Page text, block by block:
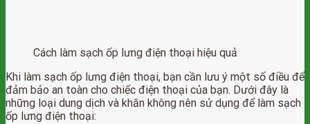
Cách làm sạch ốp lưng điện thoại hiệu quả
Khi làm sạch ốp lưng điện thoại, bạn cần lưu ý một số điều để
đảm bảo an toàn cho chiếc điện thoại của bạn. Dưới đây là
những loại dung dịch và khăn không nên sử dụng để làm sạch
ốp lưng điện thoại: